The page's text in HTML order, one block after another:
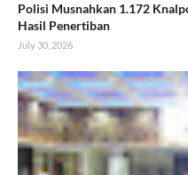
Polisi Musnahkan 1.172
Hasil Penertiban
July 30, 2026